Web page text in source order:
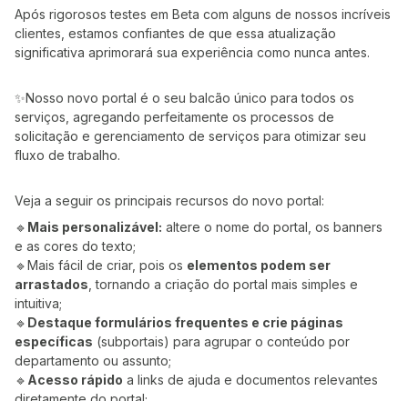
Após rigorosos testes em Beta com alguns de nossos incríveis
clientes, estamos confiantes de que essa atualização
significativa aprimorará sua experiência como nunca antes.
✨Nosso novo portal é o seu balcão único para todos os
serviços, agregando perfeitamente os processos de
solicitação e gerenciamento de serviços para otimizar seu
fluxo de trabalho.
Veja a seguir os principais recursos do novo portal:
🔹 Mais personalizável: altere o nome do portal, os banners
e as cores do texto;
🔹Mais fácil de criar, pois os elementos podem ser
arrastados , tornando a criação do portal mais simples e
intuitiva;
🔹 Destaque formulários frequentes e crie páginas
específicas (subportais) para agrupar o conteúdo por
departamento ou assunto;
🔹 Acesso rápido a links de ajuda e documentos relevantes